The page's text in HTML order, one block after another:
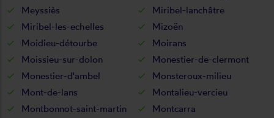
Meyssiès
Miribel-lanchâtre
Miribel-les-echelles
Mizoën
Moidieu-détourbe
Moirans
Moissieu-sur-dolon
Monestier-de-clermont
Monestier-d'ambel
Monsteroux-milieu
Mont-de-lans
Montalieu-vercieu
Montbonnot-saint-martin
Montcarra